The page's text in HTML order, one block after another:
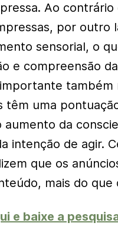
Ao
por outro
sensorial, o
e compreensão
também
têm uma
aumento da
intenção de agir.
que os
mais do que
e baixe a